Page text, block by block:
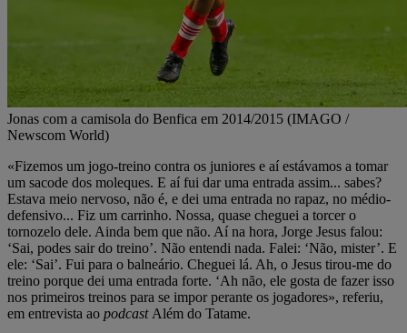
Jonas com a camisola do Benfica em 2014/2015 (IMAGO /
Newscom World)
«Fizemos um jogo-treino contra os juniores e aí estávamos a tomar
um sacode dos moleques. E aí fui dar uma entrada assim... sabes?
Estava meio nervoso, não é, e dei uma entrada no rapaz, no médio-
defensivo... Fiz um carrinho. Nossa, quase cheguei a torcer o
tornozelo dele. Ainda bem que não. Aí na hora, Jorge Jesus falou:
‘Sai, podes sair do treino’. Não entendi nada. Falei: ‘Não, mister’. E
ele: ‘Sai’. Fui para o balneário. Cheguei lá. Ah, o Jesus tirou-me do
treino porque dei uma entrada forte. ‘Ah não, ele gosta de fazer isso
nos primeiros treinos para se impor perante os jogadores», referiu,
em entrevista ao podcast Além do Tatame.